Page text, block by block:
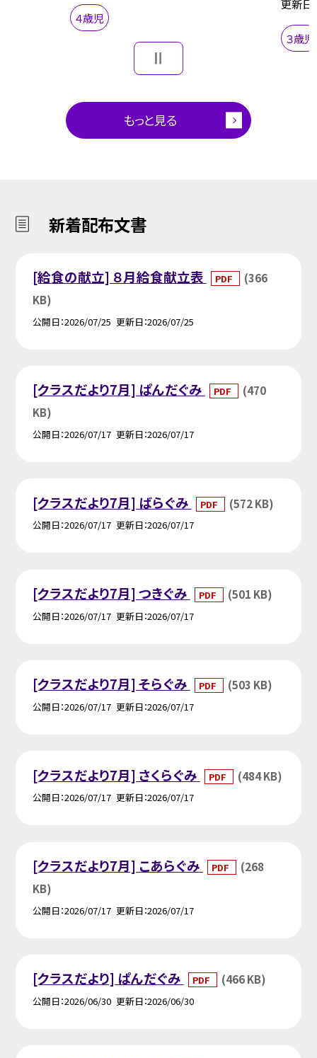
４歳児
更新日
３歳児
もっと見る
新着配布文書
[給食の献立] ８月給食献立表 PDF
(366
KB)
公開日 2026/07/25 更新日 2026/07/25
[クラスだより7月] ぱんだぐみ PDF
(470
KB)
公開日 2026/07/17 更新日 2026/07/17
[クラスだより7月] ばらぐみ PDF (572 KB)
公開日 2026/07/17 更新日 2026/07/17
[クラスだより7月] つきぐみ PDF (501 KB)
公開日 2026/07/17 更新日 2026/07/17
[クラスだより7月] そらぐみ PDF (503 KB)
公開日 2026/07/17 更新日 2026/07/17
[クラスだより7月] さくらぐみ PDF (484 KB)
公開日 2026/07/17 更新日 2026/07/17
[クラスだより7月] こあらぐみ PDF
(268
KB)
公開日 2026/07/17 更新日 2026/07/17
[クラスだより] ぱんだぐみ PDF (466 KB)
公開日 2026/06/30 更新日 2026/06/30